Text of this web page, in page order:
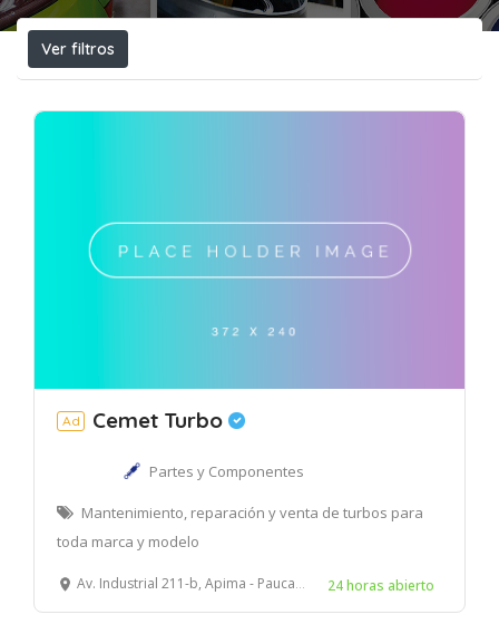
Ver filtros
Ad Cemet Turbo
Partes y Componentes
Mantenimiento, reparación y venta de turbos para
toda marca y modelo
Av. Industrial 211-b, Apima - Paucarpata – Arequipa 24 horas abierto